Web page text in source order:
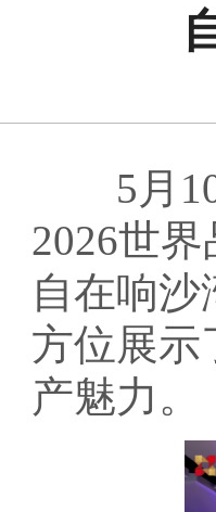
5月10
2026世
自在响
方位展示
产魅力。